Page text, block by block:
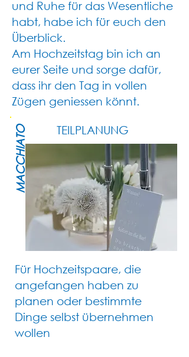
und Ruhe für das Wesentliche
habt, habe ich für euch den
Überblick.
Am Hochzeitstag bin ich an
eurer Seite und sorge dafür,
dass ihr den Tag in vollen
Zügen geniessen könnt.
TEILPLANUNG
MACCHIATO
Für Hochzeitspaare, die
angefangen haben zu
planen oder bestimmte
Dinge selbst übernehmen
wollen